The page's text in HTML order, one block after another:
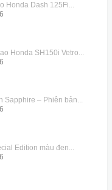
Honda Dash 125Fi...
Honda SH150i Vetro...
Sapphire – Phiên bản...
Edition màu đen...